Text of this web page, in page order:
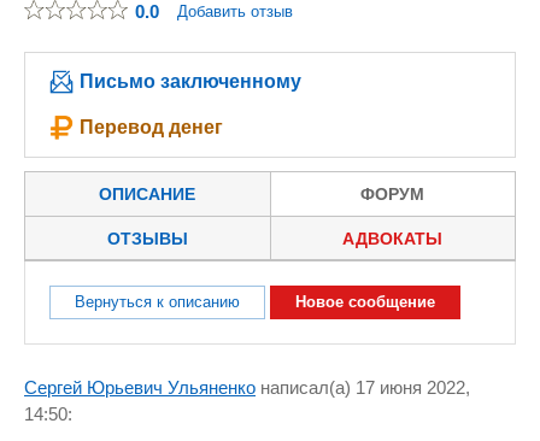
0.0 Добавить отзыв
Письмо заключенному
Перевод денег
ОПИСАНИЕ ФОРУМ
ОТЗЫВЫ АДВОКАТЫ
Вернуться к описанию Новое сообщение
Сергей Юрьевич Ульяненко написал(a) 17 июня 2022,
14:50: